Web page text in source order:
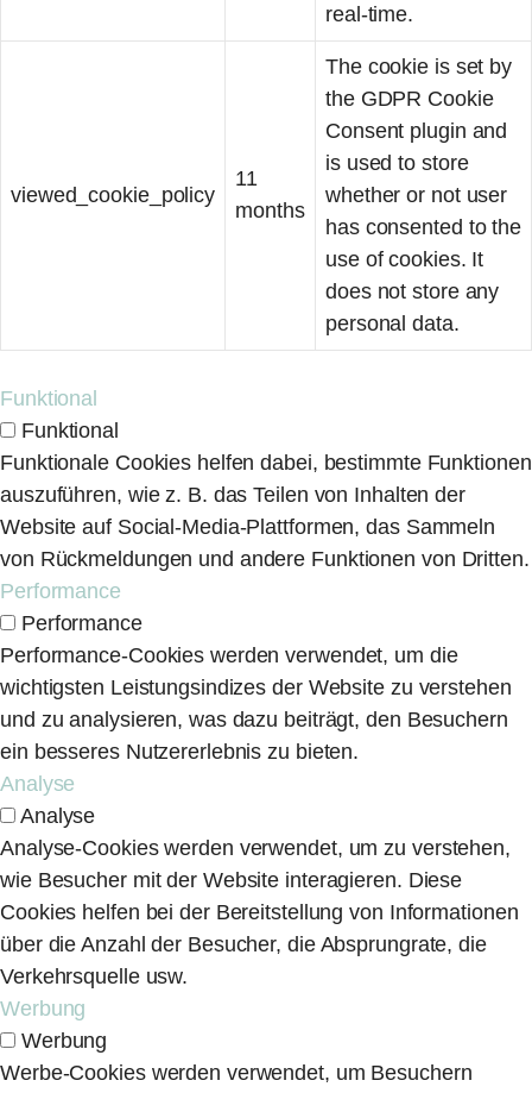
real-time.
viewed_cookie_policy
11
months
The cookie is set by
the GDPR Cookie
Consent plugin and
is used to store
whether or not user
has consented to the
use of cookies. It
does not store any
personal data.
Funktional
Funktional
Funktionale Cookies helfen dabei, bestimmte Funktionen
auszuführen, wie z. B. das Teilen von Inhalten der
Website auf Social-Media-Plattformen, das Sammeln
von Rückmeldungen und andere Funktionen von Dritten.
Performance
Performance
Performance-Cookies werden verwendet, um die
wichtigsten Leistungsindizes der Website zu verstehen
und zu analysieren, was dazu beiträgt, den Besuchern
ein besseres Nutzererlebnis zu bieten.
Analyse
Analyse
Analyse-Cookies werden verwendet, um zu verstehen,
wie Besucher mit der Website interagieren. Diese
Cookies helfen bei der Bereitstellung von Informationen
über die Anzahl der Besucher, die Absprungrate, die
Verkehrsquelle usw.
Werbung
Werbung
Werbe-Cookies werden verwendet, um Besuchern